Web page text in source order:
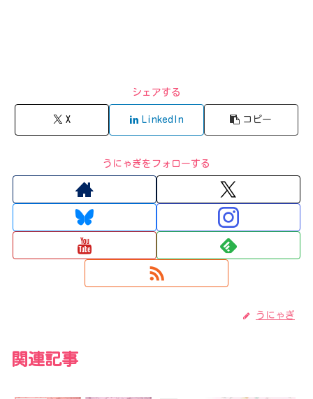
シェアする
X LinkedIn コピー
うにゃぎをフォローする
うにゃぎ
関連記事